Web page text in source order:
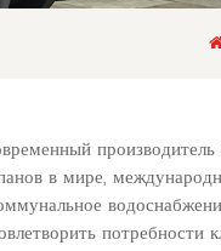
в мире,
потребности